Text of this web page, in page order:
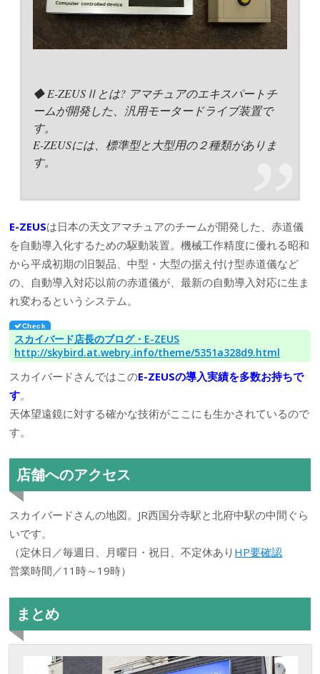
◆ E-ZEUSⅡとは? アマチュアのエキスパートチ
ームが開発した、汎用モータードライブ装置で
す。
E-ZEUSには、標準型と大型用の２種類がありま
す。
E-ZEUSは日本の天文アマチュアのチームが開発した、赤道儀
を自動導入化するための駆動装置。機械工作精度に優れる昭和
から平成初期の旧製品、中型・大型の据え付け型赤道儀など
の、自動導入対応以前の赤道儀が、最新の自動導入対応に生ま
れ変わるというシステム。
スカイバード店長のブログ・E-ZEUS
http://skybird.at.webry.info/theme/5351a328d9.html
スカイバードさんではこのE-ZEUSの導入実績を多数お持ちで
す。
天体望遠鏡に対する確かな技術がここにも生かされているので
す。
店舗へのアクセス
スカイバードさんの地図。JR西国分寺駅と北府中駅の中間ぐら
いです。
（定休日／毎週日、月曜日・祝日、不定休あり HP要確認
営業時間／11時～19時）
まとめ